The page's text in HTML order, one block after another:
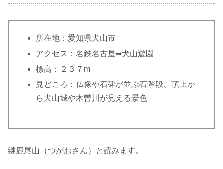
所在地：愛知県犬山市
アクセス：名鉄名古屋➡︎犬山遊園
標高：２３７m
見どころ：仏像や石碑が並ぶ石階段、頂上か
ら犬山城や木曽川が見える景色
継鹿尾山（つがおさん）と読みます。